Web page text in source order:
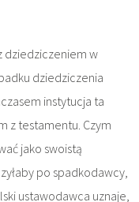
dziedziczeniem w
dziedziczenia
instytucja ta
z testamentu. Czym
jako swoistą
po spadkodawcy,
ustawodawca uznaje,